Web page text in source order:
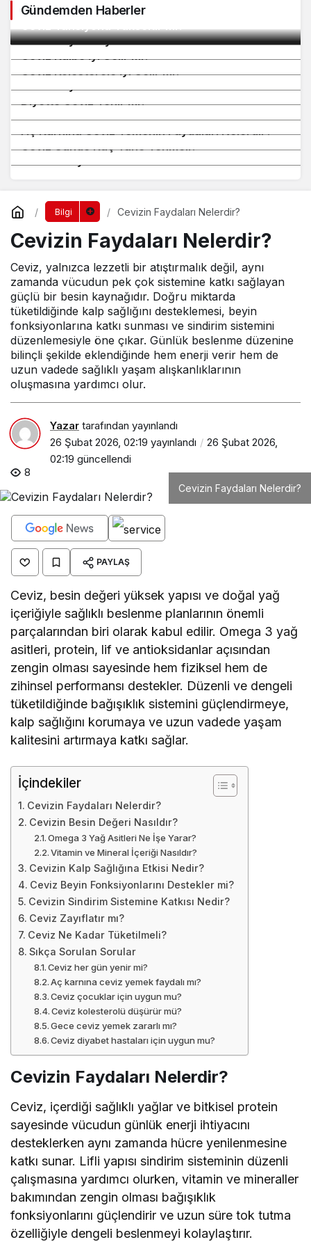
Gündemden Haberler
2
Ceviz Beyne Faydalı mı?
3
4
5
6
7
8
Aç Karnına Ceviz Yemenin Faydaları Nelerdir?
9
10
Bilgi Cevizin Faydaları Nelerdir?
Cevizin Faydaları Nelerdir?
Ceviz, yalnızca lezzetli bir atıştırmalık değil, aynı
zamanda vücudun pek çok sistemine katkı sağlayan
güçlü bir besin kaynağıdır. Doğru miktarda
tüketildiğinde kalp sağlığını desteklemesi, beyin
fonksiyonlarına katkı sunması ve sindirim sistemini
düzenlemesiyle öne çıkar. Günlük beslenme düzenine
bilinçli şekilde eklendiğinde hem enerji verir hem de
uzun vadede sağlıklı yaşam alışkanlıklarının
oluşmasına yardımcı olur.
Yazar tarafından yayınlandı
26 Şubat 2026, 02:19 yayınlandı
26 Şubat 2026,
02:19 güncellendi
8
Cevizin Faydaları Nelerdir?
PAYLAŞ
Ceviz, besin değeri yüksek yapısı ve doğal yağ
içeriğiyle sağlıklı beslenme planlarının önemli
parçalarından biri olarak kabul edilir. Omega 3 yağ
asitleri, protein, lif ve antioksidanlar açısından
zengin olması sayesinde hem fiziksel hem de
zihinsel performansı destekler. Düzenli ve dengeli
tüketildiğinde bağışıklık sistemini güçlendirmeye,
kalp sağlığını korumaya ve uzun vadede yaşam
kalitesini artırmaya katkı sağlar.
İçindekiler
Cevizin Faydaları Nelerdir?
Cevizin Besin Değeri Nasıldır?
Omega 3 Yağ Asitleri Ne İşe Yarar?
Vitamin ve Mineral İçeriği Nasıldır?
Cevizin Kalp Sağlığına Etkisi Nedir?
Ceviz Beyin Fonksiyonlarını Destekler mi?
Cevizin Sindirim Sistemine Katkısı Nedir?
Ceviz Zayıflatır mı?
Ceviz Ne Kadar Tüketilmeli?
Sıkça Sorulan Sorular
Ceviz her gün yenir mi?
Aç karnına ceviz yemek faydalı mı?
Ceviz çocuklar için uygun mu?
Ceviz kolesterolü düşürür mü?
Gece ceviz yemek zararlı mı?
Ceviz diyabet hastaları için uygun mu?
Cevizin Faydaları Nelerdir?
Ceviz, içerdiği sağlıklı yağlar ve bitkisel protein
sayesinde vücudun günlük enerji ihtiyacını
desteklerken aynı zamanda hücre yenilenmesine
katkı sunar. Lifli yapısı sindirim sisteminin düzenli
çalışmasına yardımcı olurken, vitamin ve mineraller
bakımından zengin olması bağışıklık
fonksiyonlarını güçlendirir ve uzun süre tok tutma
özelliğiyle dengeli beslenmeyi kolaylaştırır.